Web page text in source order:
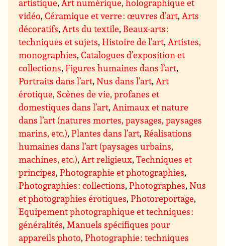
artistique,Art numérique, holographique et
vidéo,Céramique et verre : œuvres d’art,Arts
décoratifs,Arts du textile, Beaux-arts :
techniques et sujets,Histoire de l’art,Artistes,
monographies,Catalogues d’exposition et
collections,Figures humaines dans l’art,
Portraits dans l’art,Nus dans l’art,Art
érotique, Scènes de vie, profanes et
domestiques dans l’art,Animaux et nature
dans l’art (natures mortes, paysages, paysages
marins, etc.),Plantes dans l’art,Réalisations
humaines dans l’art (paysages urbains,
machines, etc.),Art religieux,Techniques et
principes,Photographie et photographies,
Photographies : collections,Photographes,Nus
et photographies érotiques,Photoreportage,
Equipement photographique et techniques :
généralités,Manuels spécifiques pour
appareils photo,Photographie : techniques